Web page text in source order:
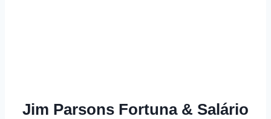
Jim Parsons Fortuna & Salário